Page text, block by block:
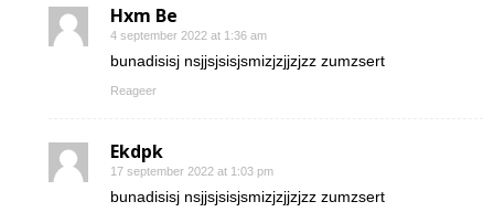
Hxm Be
4 september 2022 at 1:36 am
bunadisisj nsjjsjsisjsmizjzjjzjzz zumzsert
Reageer
Ekdpk
17 september 2022 at 1:03 pm
bunadisisj nsjjsjsisjsmizjzjjzjzz zumzsert